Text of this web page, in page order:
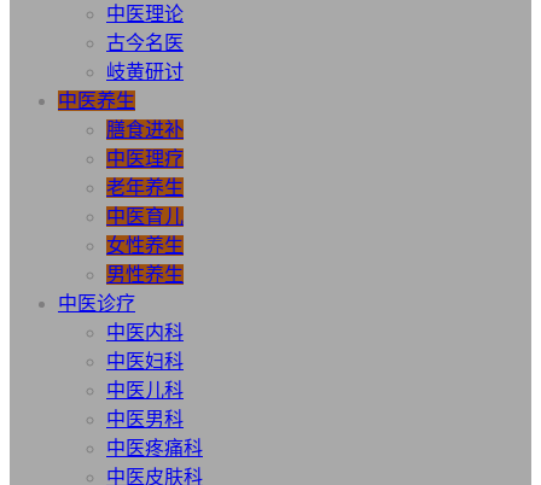
中医理论
古今名医
岐黄研讨
中医养生
膳食进补
中医理疗
老年养生
中医育儿
女性养生
男性养生
中医诊疗
中医内科
中医妇科
中医儿科
中医男科
中医疼痛科
中医皮肤科